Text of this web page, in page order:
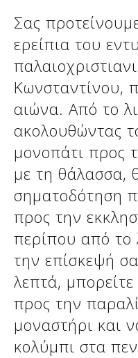
Σας
ερείπια του
Κωνσταντίνου,
αιώνα. Από το
ακολουθώντας
μονοπάτι προς
με τη θάλασσα,
σηματοδότηση
προς την
περίπου από το
την επίσκεψή
λεπτά,
προς την
μοναστήρι και
κολύμπι στα